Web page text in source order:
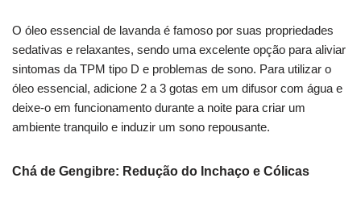
O óleo essencial de lavanda é famoso por suas propriedades
sedativas e relaxantes, sendo uma excelente opção para aliviar
sintomas da TPM tipo D e problemas de sono. Para utilizar o
óleo essencial, adicione 2 a 3 gotas em um difusor com água e
deixe-o em funcionamento durante a noite para criar um
ambiente tranquilo e induzir um sono repousante.
Chá de Gengibre: Redução do Inchaço e Cólicas